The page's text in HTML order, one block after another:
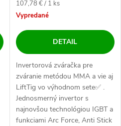
Jednotková cena:
107,78 € / 1 ks
Vypredané
DETAIL
Invertorová zváračka pre
zváranie metódou MMA a vie aj
LiftTig vo výhodnom sete✅ .
Jednosmerný invertor s
najnovšou technológiou IGBT a
funkciami Arc Force, Anti Stick